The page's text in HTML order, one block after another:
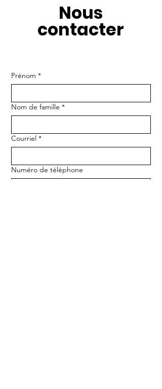
Nous
contacter
Prénom *
Nom de famille *
Courriel *
Numéro de téléphone